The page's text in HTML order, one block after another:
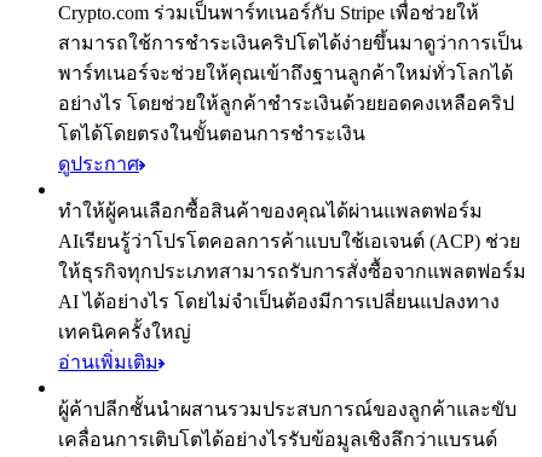
Crypto.com ร่วมเป็นพาร์ทเนอร์กับ Stripe เพื่อช่วยให้
สามารถใช้การชำระเงินคริปโตได้ง่ายขึ้นมาดูว่าการเป็น
พาร์ทเนอร์จะช่วยให้คุณเข้าถึงฐานลูกค้าใหม่ทั่วโลกได้
อย่างไร โดยช่วยให้ลูกค้าชำระเงินด้วยยอดคงเหลือคริป
โตได้โดยตรงในขั้นตอนการชำระเงิน
ดูประกาศ
ทำให้ผู้คนเลือกซื้อสินค้าของคุณได้ผ่านแพลตฟอร์ม
AIเรียนรู้ว่าโปรโตคอลการค้าแบบใช้เอเจนต์ (ACP) ช่วย
ให้ธุรกิจทุกประเภทสามารถรับการสั่งซื้อจากแพลตฟอร์ม
AI ได้อย่างไร โดยไม่จำเป็นต้องมีการเปลี่ยนแปลงทาง
เทคนิคครั้งใหญ่
อ่านเพิ่มเติม
ผู้ค้าปลีกชั้นนำผสานรวมประสบการณ์ของลูกค้าและขับ
เคลื่อนการเติบโตได้อย่างไรรับข้อมูลเชิงลึกว่าแบรนด์